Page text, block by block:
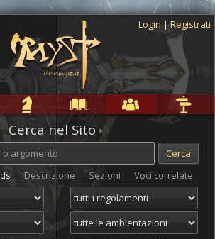
Login |Registrati
Cerca nel Sito
Descrizione Sezioni Voci correlate